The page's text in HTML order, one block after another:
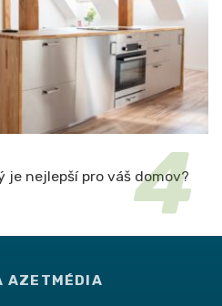
je nejlepší pro váš domov?
AZETMÉDIA